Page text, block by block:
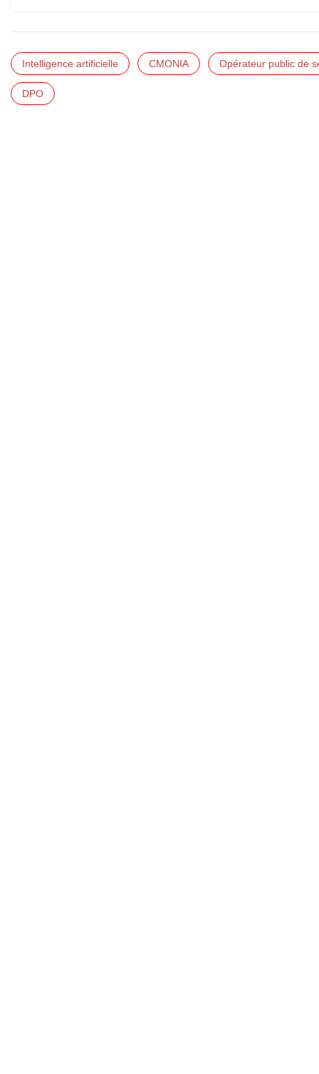
Intelligence artificielle CMONIA Opérateur public de
DPO